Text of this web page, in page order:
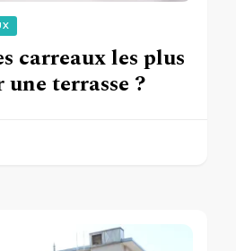
carreaux les plus
terrasse ?